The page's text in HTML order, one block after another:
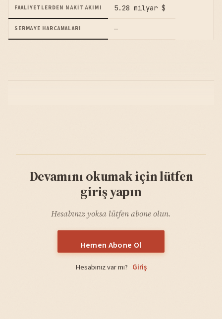
FAALIYETLERDEN NAKIT AKIMI 5.28 milyar $
SERMAYE HARCAMALARI —
Devamını okumak için lütfen
giriş yapın
Hesabınız yoksa lütfen abone olun.
Hemen Abone Ol
Hesabınız var mı? Giriş